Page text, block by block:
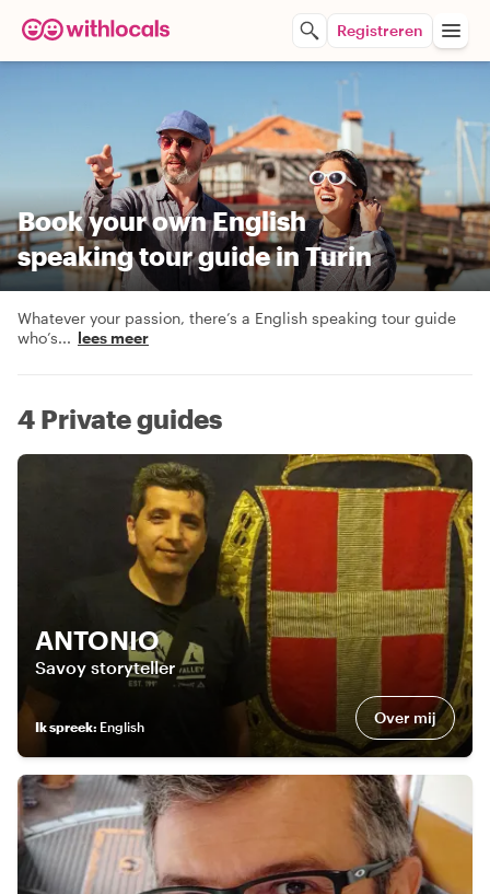
Registreren
Book your own English
speaking tour guide in Turin
Whatever your passion, there’s a English speaking tour guide
who’s... lees meer
4 Private guides
ANTONIO
Savoy storyteller
Ik spreek: English Over mij